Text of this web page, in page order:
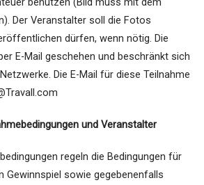
Der Veranstalter soll die Fotos
dürfen, wenn nötig. Die
E-Mail geschehen und beschränkt sich
Die E-Mail für diese Teilnahme
und Veranstalter
regeln die Bedingungen für
Gewinnspiel sowie gegebenenfalls